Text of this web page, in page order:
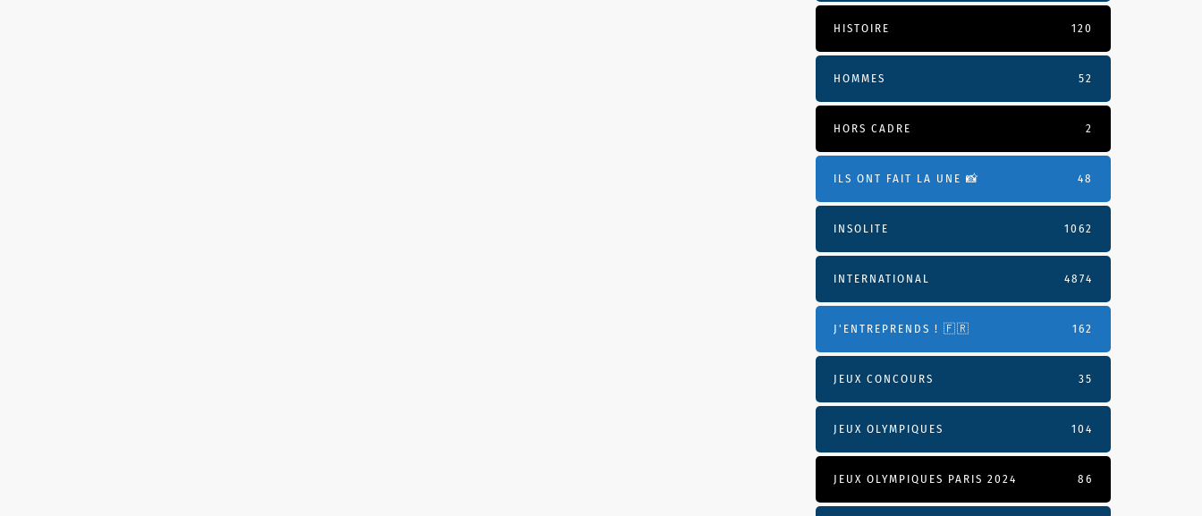
HISTOIRE 120
HOMMES 52
HORS CADRE 2
ILS ONT FAIT LA UNE 📸 48
INSOLITE 1062
INTERNATIONAL 4874
J'ENTREPRENDS ! 🇫🇷 162
JEUX CONCOURS 35
JEUX OLYMPIQUES 104
JEUX OLYMPIQUES PARIS 2024 86